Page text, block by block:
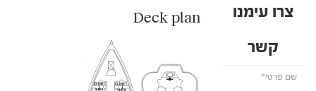
צרו עימנו
קשר
Deck plan